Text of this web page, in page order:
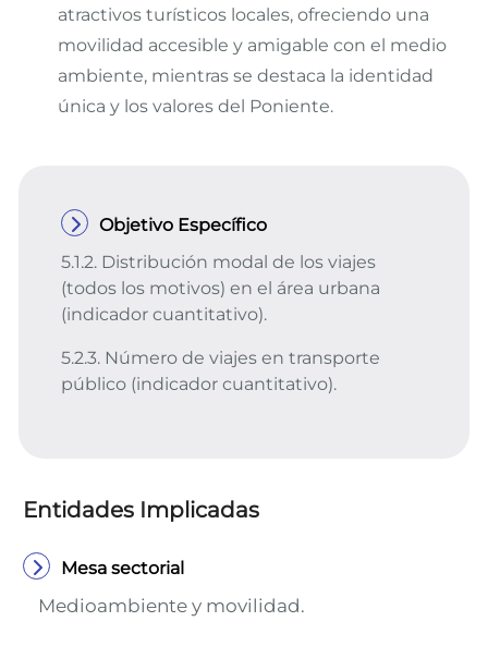
atractivos turísticos locales, ofreciendo una
movilidad accesible y amigable con el medio
ambiente, mientras se destaca la identidad
única y los valores del Poniente.
Objetivo Específico
5.1.2. Distribución modal de los viajes
(todos los motivos) en el área urbana
(indicador cuantitativo).
5.2.3. Número de viajes en transporte
público (indicador cuantitativo).
Entidades Implicadas
Mesa sectorial
Medioambiente y movilidad.